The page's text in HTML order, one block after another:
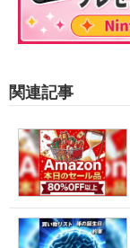
関連記事